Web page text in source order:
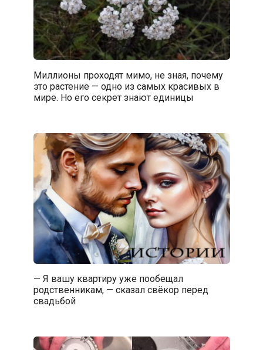
Миллионы проходят мимо, не зная, почему
это растение — одно из самых красивых в
мире. Но его секрет знают единицы
— Я вашу квартиру уже пообещал
родственникам, — сказал свёкор перед
свадьбой